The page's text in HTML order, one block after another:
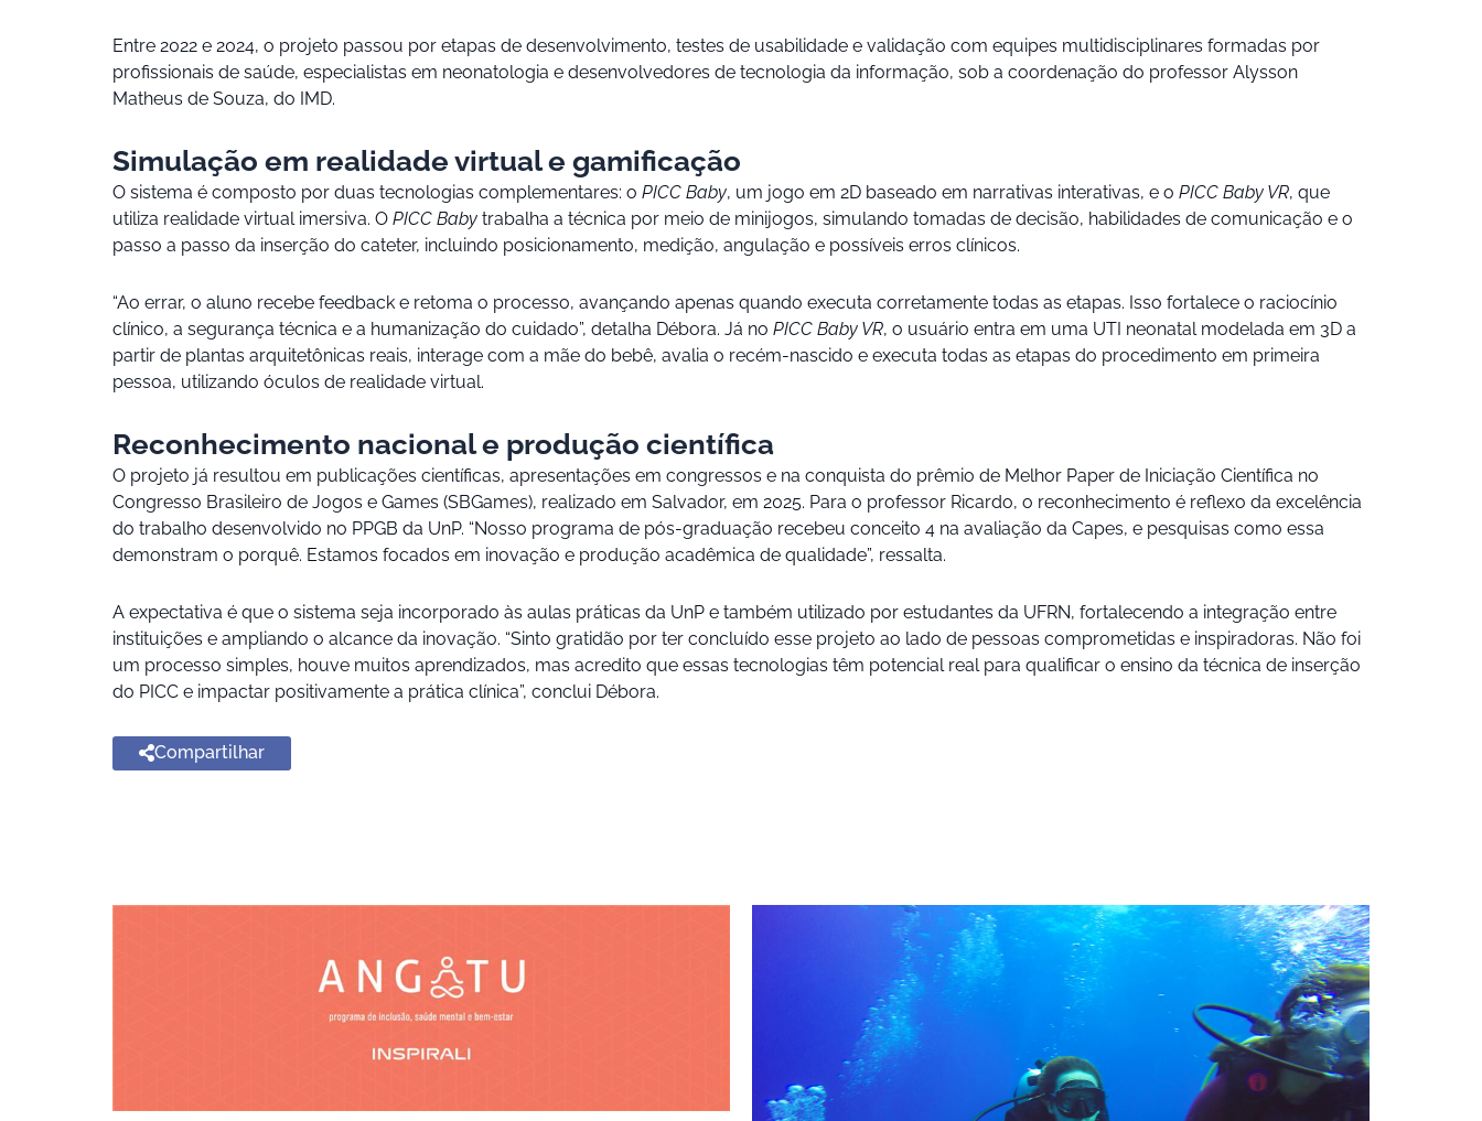
Entre 2022 e 2024, o projeto passou por etapas de desenvolvimento, testes de usabilidade e validação com equipes multidisciplinares formadas por
profissionais de saúde, especialistas em neonatologia e desenvolvedores de tecnologia da informação, sob a coordenação do professor Alysson
Matheus de Souza, do IMD.
Simulação em realidade virtual e gamificação
O sistema é composto por duas tecnologias complementares: o PICC Baby, um jogo em 2D baseado em narrativas interativas, e o PICC Baby VR, que
utiliza realidade virtual imersiva. O PICC Baby trabalha a técnica por meio de minijogos, simulando tomadas de decisão, habilidades de comunicação e o
passo a passo da inserção do cateter, incluindo posicionamento, medição, angulação e possíveis erros clínicos.
“Ao errar, o aluno recebe feedback e retoma o processo, avançando apenas quando executa corretamente todas as etapas. Isso fortalece o raciocínio
clínico, a segurança técnica e a humanização do cuidado”, detalha Débora. Já no PICC Baby VR, o usuário entra em uma UTI neonatal modelada em 3D a
partir de plantas arquitetônicas reais, interage com a mãe do bebê, avalia o recém-nascido e executa todas as etapas do procedimento em primeira
pessoa, utilizando óculos de realidade virtual.
Reconhecimento nacional e produção científica
O projeto já resultou em publicações científicas, apresentações em congressos e na conquista do prêmio de Melhor Paper de Iniciação Científica no
Congresso Brasileiro de Jogos e Games (SBGames), realizado em Salvador, em 2025. Para o professor Ricardo, o reconhecimento é reflexo da excelência
do trabalho desenvolvido no PPGB da UnP. “Nosso programa de pós-graduação recebeu conceito 4 na avaliação da Capes, e pesquisas como essa
demonstram o porquê. Estamos focados em inovação e produção acadêmica de qualidade”, ressalta.
A expectativa é que o sistema seja incorporado às aulas práticas da UnP e também utilizado por estudantes da UFRN, fortalecendo a integração entre
instituições e ampliando o alcance da inovação. “Sinto gratidão por ter concluído esse projeto ao lado de pessoas comprometidas e inspiradoras. Não foi
um processo simples, houve muitos aprendizados, mas acredito que essas tecnologias têm potencial real para qualificar o ensino da técnica de inserção
do PICC e impactar positivamente a prática clínica”, conclui Débora.
Compartilhar